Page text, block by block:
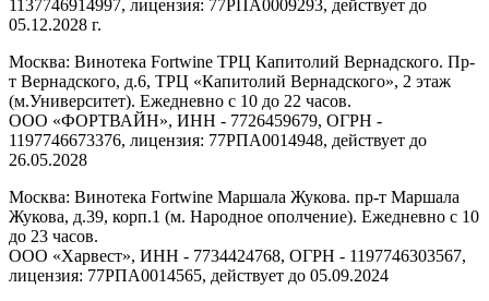
1137746914997, лицензия: 77РПА0009293, действует до
05.12.2028 г.
Москва: Винотека Fortwine ТРЦ Капитолий Вернадского. Пр-
т Вернадского, д.6, ТРЦ «Капитолий Вернадского», 2 этаж
(м.Университет). Ежедневно с 10 до 22 часов.
ООО «ФОРТВАЙН», ИНН - 7726459679, ОГРН -
1197746673376, лицензия: 77РПА0014948, действует до
26.05.2028
Москва: Винотека Fortwine Маршала Жукова. пр-т Маршала
Жукова, д.39, корп.1 (м. Народное ополчение). Ежедневно с 10
до 23 часов.
ООО «Харвест», ИНН - 7734424768, ОГРН - 1197746303567,
лицензия: 77РПА0014565, действует до 05.09.2024